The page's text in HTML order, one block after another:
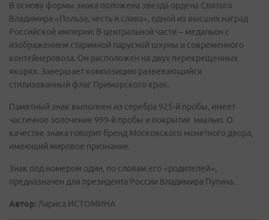
В основу формы знака положена звезда ордена Святого
Владимира «Польза, честь и слава», одной из высших наград
Российской империи. В центральной части – медальон с
изображением старинной парусной шхуны и современного
контейнеровоза. Он расположен на двух перекрещенных
якорях. Завершает композицию развевающийся
стилизованный флаг Приморского края.
Памятный знак выполнен из серебра 925-й пробы, имеет
частичное золочение 999-й пробы и покрытие эмалью. О
качестве знака говорит бренд Московского монетного двора,
имеющий мировое признание.
Знак под номером один, по словам его «родителей»,
предназначен для президента России Владимира Путина.
Автор: Лариса ИСТОМИНА